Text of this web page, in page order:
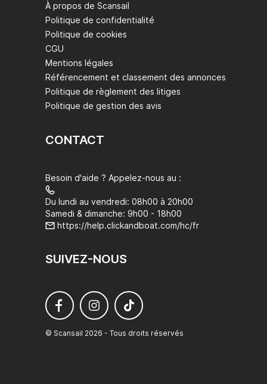
À propos de Scansail
Politique de confidentialité
Politique de cookies
CGU
Mentions légales
Référencement et classement des annonces
Politique de règlement des litiges
Politique de gestion des avis
CONTACT
Besoin d'aide ? Appelez-nous au :
Du lundi au vendredi: 08h00 à 20h00
Samedi & dimanche: 9h00 - 18h00
https://help.clickandboat.com/hc/fr
SUIVEZ-NOUS
© Scansail 2026 - Tous droits réservés